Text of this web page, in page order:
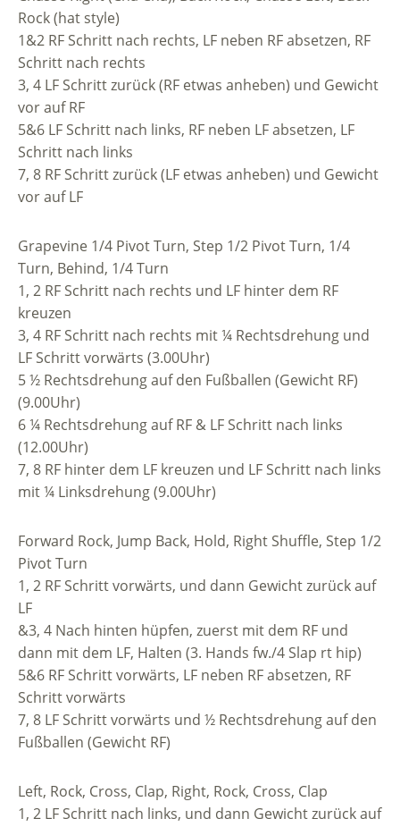
Rock (hat style)
1&2 RF Schritt nach rechts, LF neben RF absetzen, RF
Schritt nach rechts
3, 4 LF Schritt zurück (RF etwas anheben) und Gewicht
vor auf RF
5&6 LF Schritt nach links, RF neben LF absetzen, LF
Schritt nach links
7, 8 RF Schritt zurück (LF etwas anheben) und Gewicht
vor auf LF
Grapevine 1/4 Pivot Turn, Step 1/2 Pivot Turn, 1/4
Turn, Behind, 1/4 Turn
1, 2 RF Schritt nach rechts und LF hinter dem RF
kreuzen
3, 4 RF Schritt nach rechts mit ¼ Rechtsdrehung und
LF Schritt vorwärts (3.00Uhr)
5 ½ Rechtsdrehung auf den Fußballen (Gewicht RF)
(9.00Uhr)
6 ¼ Rechtsdrehung auf RF & LF Schritt nach links
(12.00Uhr)
7, 8 RF hinter dem LF kreuzen und LF Schritt nach links
mit ¼ Linksdrehung (9.00Uhr)
Forward Rock, Jump Back, Hold, Right Shuffle, Step 1/2
Pivot Turn
1, 2 RF Schritt vorwärts, und dann Gewicht zurück auf
LF
&3, 4 Nach hinten hüpfen, zuerst mit dem RF und
dann mit dem LF, Halten (3. Hands fw./4 Slap rt hip)
5&6 RF Schritt vorwärts, LF neben RF absetzen, RF
Schritt vorwärts
7, 8 LF Schritt vorwärts und ½ Rechtsdrehung auf den
Fußballen (Gewicht RF)
Left, Rock, Cross, Clap, Right, Rock, Cross, Clap
1, 2 LF Schritt nach links, und dann Gewicht zurück auf